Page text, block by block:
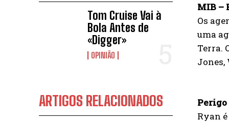
Tom Cruise Vai à
Bola Antes de
«Digger»
OPINIÃO
ARTIGOS RELACIONADOS
MIB –
Os
uma
Terra.
Jones,
Perigo
Ryan